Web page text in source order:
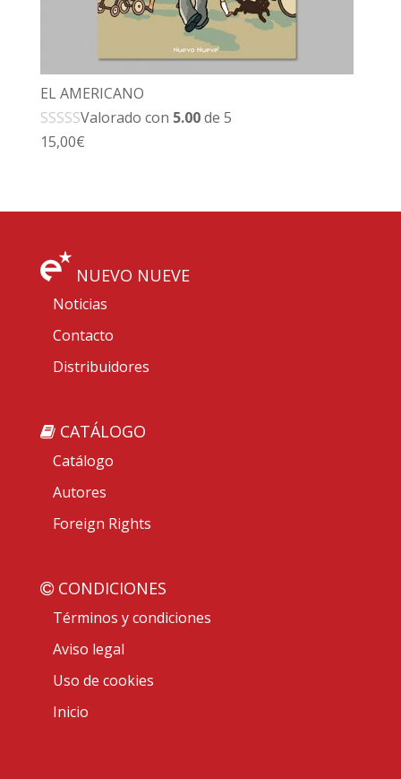
EL AMERICANO
Valorado con 5.00de 5
15,00€
NUEVO NUEVE
Noticias
Contacto
Distribuidores
CATÁLOGO
Catálogo
Autores
Foreign Rights
CONDICIONES
Términos y condiciones
Aviso legal
Uso de cookies
Inicio